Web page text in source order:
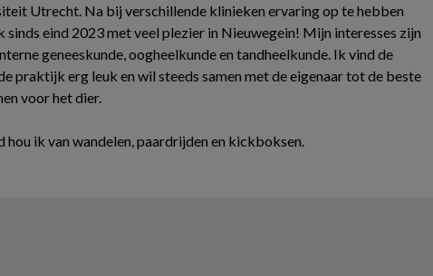
Utrecht. Na bij verschillende klinieken ervaring op te hebben
sinds eind 2023 met veel plezier in Nieuwegein! Mijn interesses zijn
geneeskunde,oogheelkunde en tandheelkunde. Ik vind de
praktijk erg leuk en wil steeds samen met de eigenaar tot de beste
voor het dier.
hou ik van wandelen, paardrijden en kickboksen.